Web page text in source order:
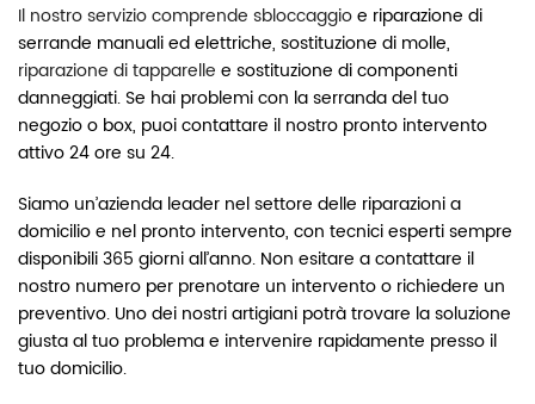
Il nostro servizio comprende sbloccaggioe riparazione di
serrande manuali ed elettriche, sostituzione di molle,
riparazione di tapparelle e sostituzione di componenti
danneggiati. Se hai problemi con la serranda del tuo
negozio o box, puoi contattare il nostro pronto intervento
attivo 24 ore su 24.
Siamo un’azienda leader nel settore delle riparazioni a
domicilio e nel pronto intervento, con tecnici esperti sempre
disponibili 365 giorni all’anno. Non esitare a contattare il
nostro numero per prenotare un intervento o richiedere un
preventivo. Uno dei nostri artigiani potrà trovare la soluzione
giusta al tuo problema e intervenire rapidamente presso il
tuo domicilio.